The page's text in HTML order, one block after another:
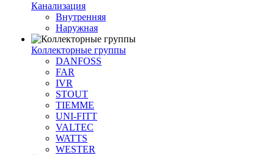
Канализация
Внутренняя
Наружная
Коллекторные группы
DANFOSS
FAR
IVR
STOUT
TIEMME
UNI-FITT
VALTEC
WATTS
WESTER